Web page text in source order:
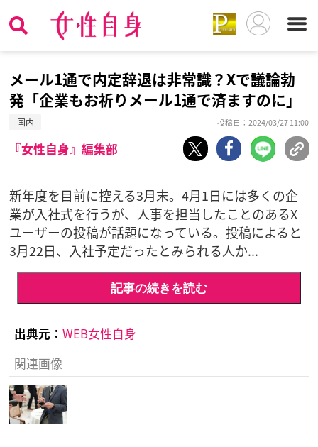
メール1通で内定辞退は非常識？Xで議論勃
発「企業もお祈りメール1通で済ますのに」
国内 投稿日：2024/03/27 11:00
『女性自身』編集部
新年度を目前に控える3月末。4月1日には多くの企
業が入社式を行うが、人事を担当したことのあるX
ユーザーの投稿が話題になっている。投稿によると
3月22日、入社予定だったとみられる人か...
記事の続きを読む
出典元： WEB女性自身
関連画像